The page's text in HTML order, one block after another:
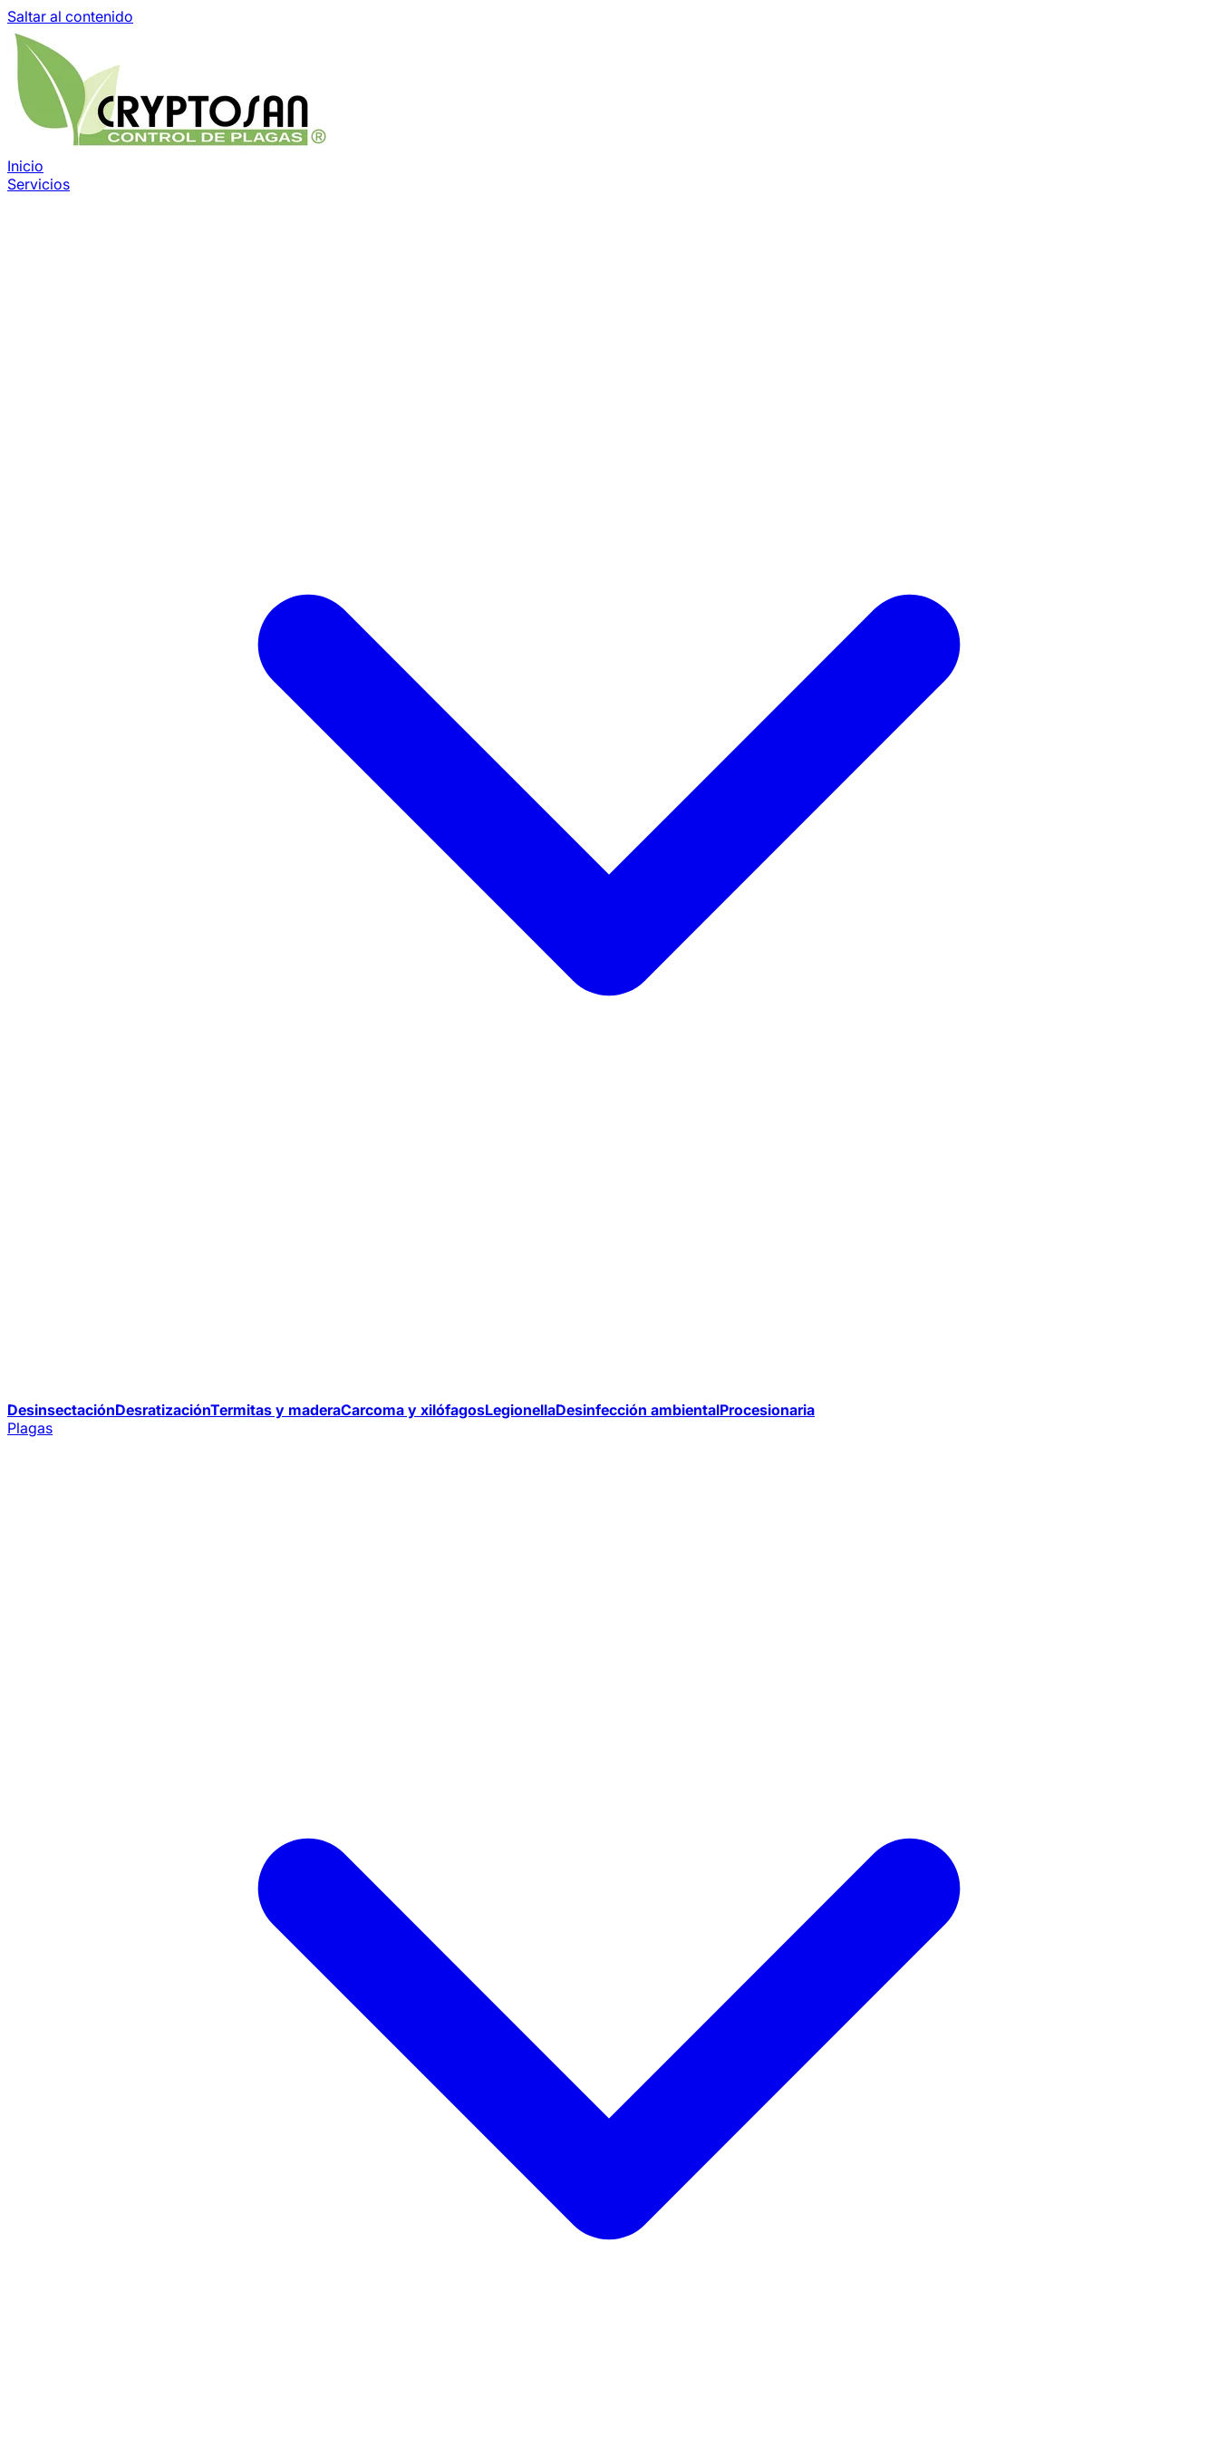
Saltar al contenido
Inicio
Servicios
DesinsectaciónDesratizaciónTermitas y maderaCarcoma y xilófagosLegionellaDesinfección ambientalProcesionaria
Plagas